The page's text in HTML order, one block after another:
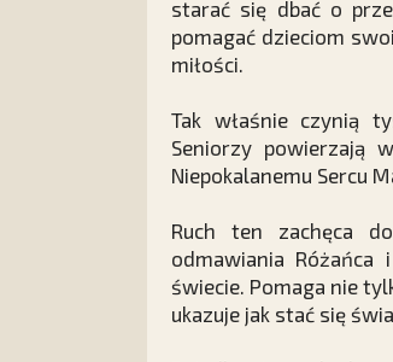
starać się dbać o
pomagać dzieciom
miłości.
Tak właśnie czynią
Seniorzy powierzają
Niepokalanemu Sercu
Ruch ten zachęca
odmawiania
świecie. Pomaga nie
ukazuje jak stać się